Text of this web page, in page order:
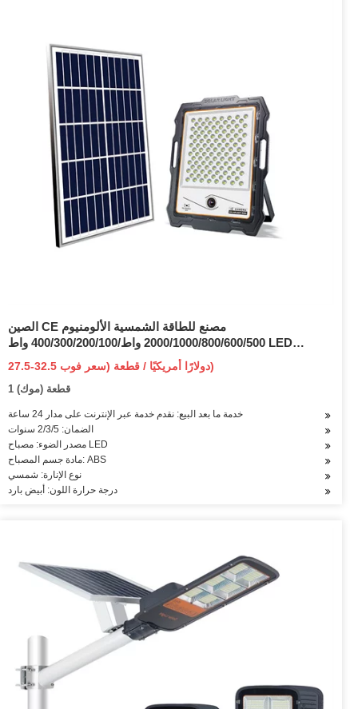
الصين CE مصنع للطاقة الشمسية الألومنيوم
2000/1000/800/600/500 واط/400/300/200/100 واط LED
ABS COB LED الجدار الفيضانات حديقة مصباح الطريق
27.5-32.5 دولارًا أمريكيًا / قطعة (سعر فوب)
1 قطعة (موك)
خدمة ما بعد البيع: نقدم خدمة عبر الإنترنت على مدار 24 ساعة
الضمان: 2/3/5 سنوات
مصدر الضوء: مصباح LED
مادة جسم المصباح: ABS
نوع الإنارة: شمسي
درجة حرارة اللون: أبيض بارد